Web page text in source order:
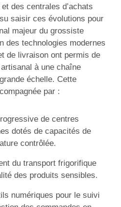
des centrales d’achats
saisir ces évolutions pour
majeur du grossiste
des technologies modernes
de livraison ont permis de
à une chaîne
échelle. Cette
par :
de centres
dotés de capacités de
contrôlée.
du transport frigorifique
des produits sensibles.
numériques pour le suivi